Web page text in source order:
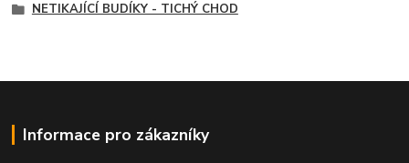
NETIKAJÍCÍ BUDÍKY - TICHÝ CHOD
Informace pro zákazníky